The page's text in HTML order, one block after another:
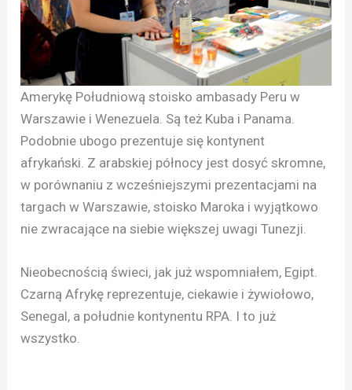
Amerykę Południową stoisko ambasady Peru w
Warszawie i Wenezuela. Są też Kuba i Panama.
Podobnie ubogo prezentuje się kontynent
afrykański. Z arabskiej północy jest dosyć skromne,
w porównaniu z wcześniejszymi prezentacjami na
targach w Warszawie, stoisko Maroka i wyjątkowo
nie zwracające na siebie większej uwagi Tunezji.
Nieobecnością świeci, jak już wspomniałem, Egipt.
Czarną Afrykę reprezentuje, ciekawie i żywiołowo,
Senegal, a południe kontynentu RPA. I to już
wszystko.